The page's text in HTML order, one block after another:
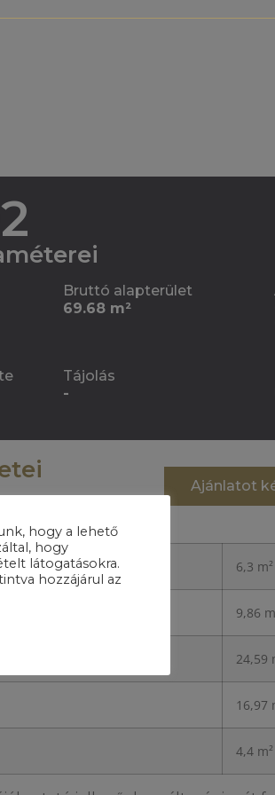
Bruttó alapterület
69.68 m²
Tájolás
-
Ajánlatot
6,3 m²
9,86
24,59
16,97
4,4 m²
hogy a lehető
hogy
látogatásokra.
hozzájárul az